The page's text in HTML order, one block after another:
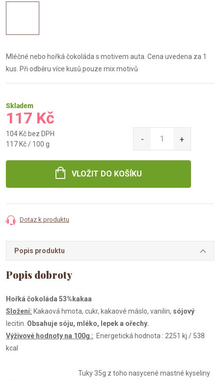
Mléčné nebo hořká čokoláda s motivem auta. Cena uvedena za 1
kus. Při odběru více kusů pouze mix motivů
Skladem
117 Kč
104 Kč bez DPH
Měrná
117 Kč / 100 g
VLOŽIT DO KOŠÍKU
Dotaz k produktu
Popis produktu
Hořká čokoláda 53%kakaa
Složení: Kakaová hmota, cukr, kakaové máslo, vanilin, sójový
lecitin. Obsahuje sóju, mléko, lepek a ořechy.
Výživové hodnoty na 100g : Energetická hodnota : 2251 kj / 538
kcal
Tuky 35g z toho nasycené mastné kyseliny